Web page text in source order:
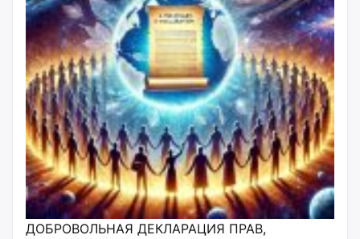
ДОБРОВОЛЬНАЯ ДЕКЛАРАЦИЯ ПРАВ,